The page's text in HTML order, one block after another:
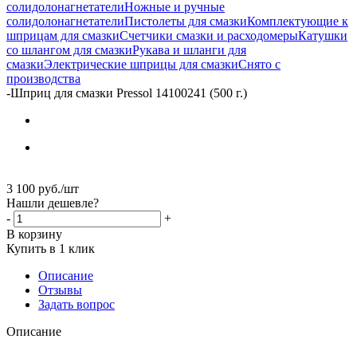
солидолонагнетателиНожные и ручные
солидолонагнетателиПистолеты для смазкиКомплектующие к
шприцам для смазкиСчетчики смазки и расходомерыКатушки
со шлангом для смазкиРукава и шланги для
смазкиЭлектрические шприцы для смазкиСнято с
производства
-Шприц для смазки Pressol 14100241 (500 г.)
3 100 руб./шт
Нашли дешевле?
-
+
В корзину
Купить в 1 клик
Описание
Отзывы
Задать вопрос
Описание